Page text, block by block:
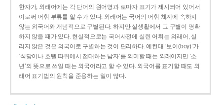
한자가, 외래어에는 각 단어의 원어명과 로마자 표기가 제시되어 있어서
이로써 어휘 부류를 알 수가 있다. 외래어는 국어의 어휘 체계에 속하지
않는 외국어와 개념적으로 구별된다. 하지만 실생활에서 그 구별이 명확
하지 않을 때가 있다. 현실적으로는 국어사전에 실린 어휘는 외래어, 실
리지 않은 것은 외국어로 구별하는 것이 편리하다. 예컨대 ‘보이(boy)’가
‘식당이나 호텔 따위에서 접대하는 남자’를 의미할 때는 외래어지만 ‘소
년’의 뜻으로 쓰일 때는 외국어라고 할 수 있다. 외국어를 표기할 때도 외
래어 표기법의 원칙을 준용하는 일이 많다.